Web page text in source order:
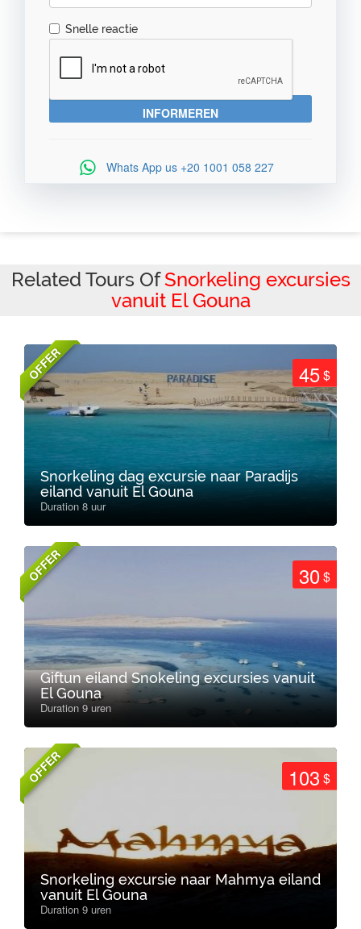
Snelle reactie
Whats App us +20 1001 058 227
Related Tours OfSnorkeling excursies
vanuit El Gouna
OFFER 45$
Snorkeling dag excursie naar Paradijs
eiland vanuit El Gouna
Duration 8 uur
OFFER 30$
Giftun eiland Snokeling excursies vanuit
El Gouna
Duration 9 uren
OFFER 103 $
Snorkeling excursie naar Mahmya eiland
vanuit El Gouna
Duration 9 uren